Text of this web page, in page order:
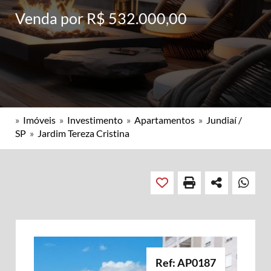
Venda por R$ 532.000,00
» Imóveis » Investimento » Apartamentos » Jundiaí /
SP » Jardim Tereza Cristina
Ref: AP0187